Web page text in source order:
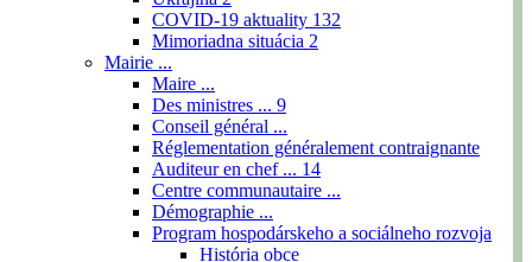
COVID-19 aktuality 132
Mimoriadna situácia 2
Mairie ...
Maire ...
Des ministres ... 9
Conseil général ...
Réglementation généralement contraignante
Auditeur en chef ... 14
Centre communautaire ...
Démographie ...
Program hospodárskeho a sociálneho rozvoja
História obce